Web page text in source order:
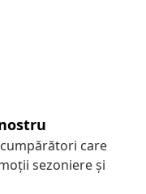
care
sezoniere și